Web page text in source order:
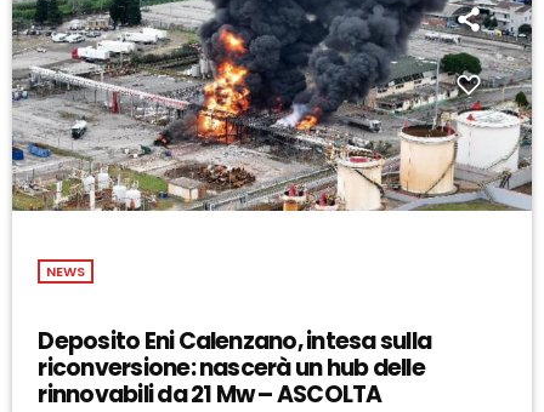
NEWS
Deposito Eni Calenzano, intesa sulla
riconversione: nascerà un hub delle
rinnovabili da 21 Mw – ASCOLTA